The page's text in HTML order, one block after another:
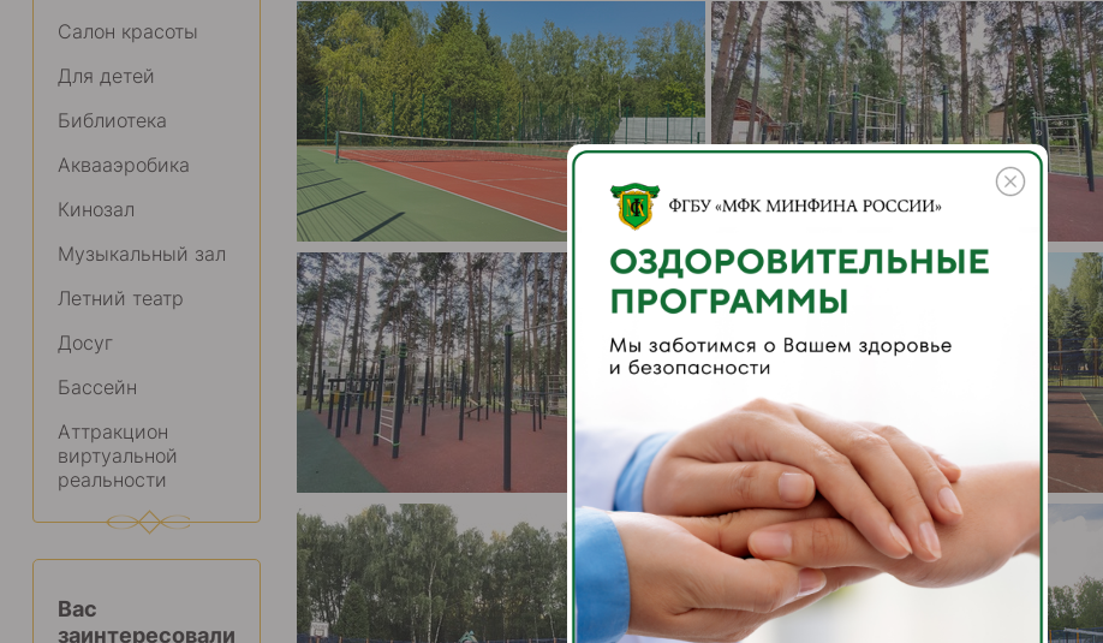
Салон красоты
Для детей
Библиотека
Аквааэробика
Кинозал
Музыкальный зал
Летний театр
Досуг
Бассейн
Аттракцион
виртуальной
реальности
Вас
заинтересовали